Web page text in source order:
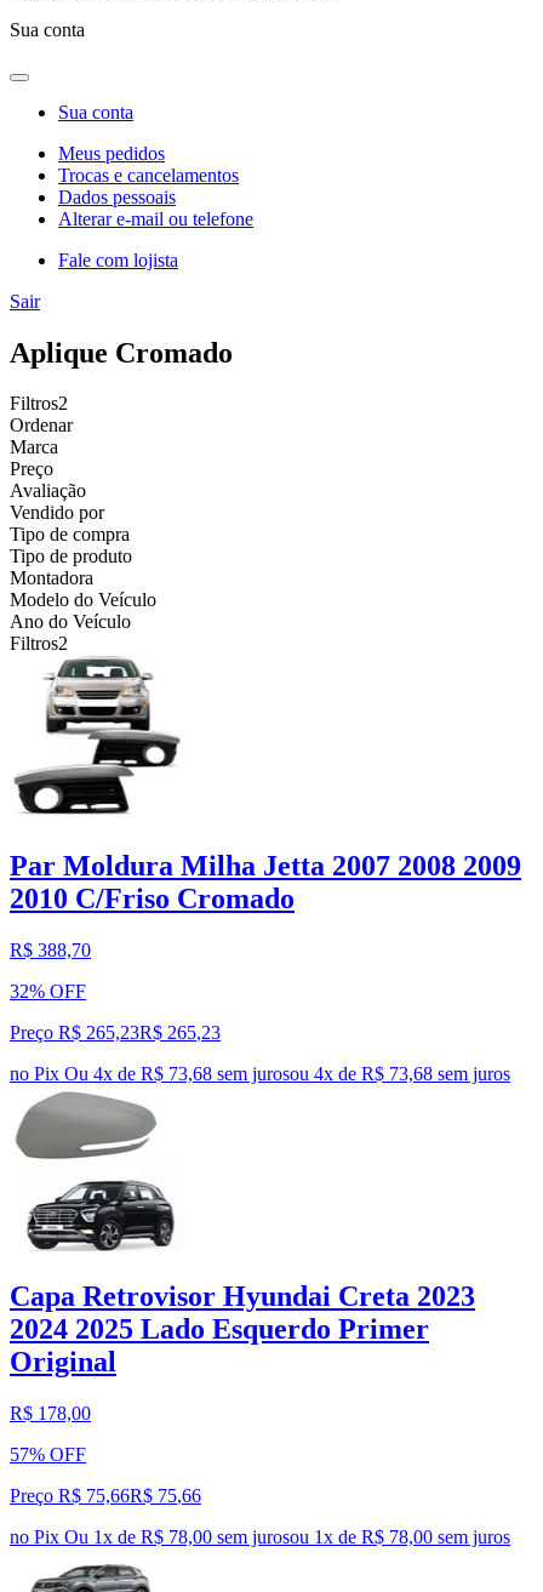
Sua conta
Sua conta
Meus pedidos
Trocas e cancelamentos
Dados pessoais
Alterar e-mail ou telefone
Fale com lojista
Sair
Aplique Cromado
Filtros2
Ordenar
Marca
Preço
Avaliação
Vendido por
Tipo de compra
Tipo de produto
Montadora
Modelo do Veículo
Ano do Veículo
Filtros2
Par Moldura Milha Jetta 2007 2008 2009
2010 C/Friso Cromado
R$ 388,70
32% OFF
Preço R$ 265,23R$ 265,23
no Pix Ou 4x de R$ 73,68 sem jurosou 4x de R$ 73,68 sem juros
Capa Retrovisor Hyundai Creta 2023
2024 2025 Lado Esquerdo Primer
Original
R$ 178,00
57% OFF
Preço R$ 75,66R$ 75,66
no Pix Ou 1x de R$ 78,00 sem jurosou 1x de R$ 78,00 sem juros